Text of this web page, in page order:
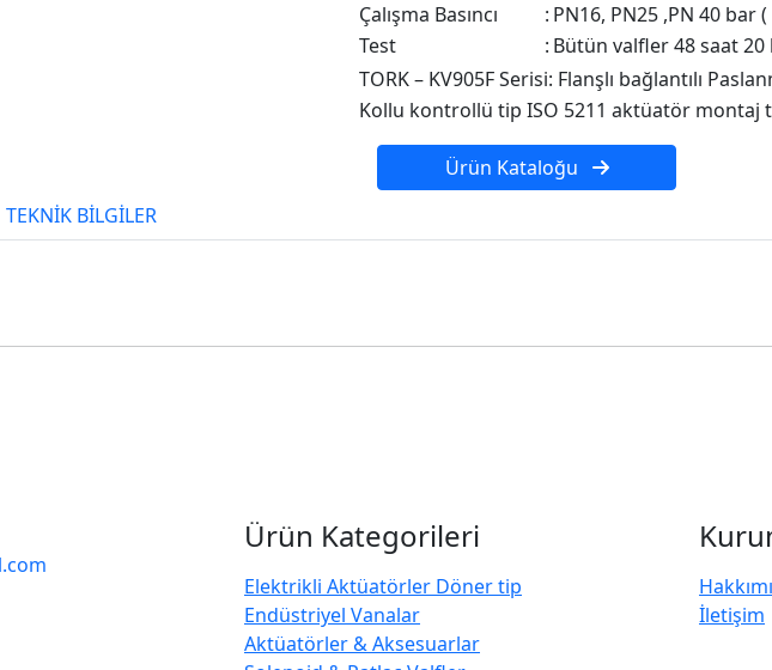
Çalışma Basıncı
: PN16, PN25 ,PN 40 bar
Test
: Bütün valfler 48 saat
TORK – KV905F Serisi: Flanşlı bağlantılı
Kollu kontrollü tip ISO 5211 aktüatör montaj
Ürün Kataloğu
TEKNİK BİLGİLER
Ürün Kategorileri
Elektrikli Aktüatörler Döner tip
Endüstriyel Vanalar
Aktüatörler & Aksesuarlar
İletişim